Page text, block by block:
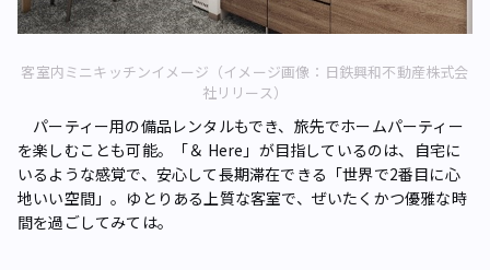
客室内ミニキッチンイメージ（イメージ画像：日鉄興和不動産株式会
社リリース）
パーティー用の備品レンタルもでき、旅先でホームパーティー
を楽しむことも可能。「＆ Here」が目指しているのは、自宅に
いるような感覚で、安心して長期滞在できる「世界で2番目に心
地いい空間」。ゆとりある上質な客室で、ぜいたくかつ優雅な時
間を過ごしてみては。